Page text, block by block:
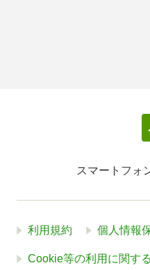
スマートフォ
利用規約 個人情報
Cookie等の利用に関す